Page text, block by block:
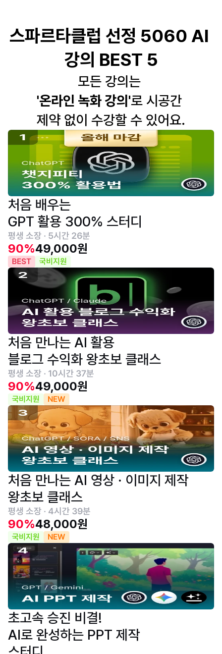
스파르타클럽 선정 5060 AI
강의 BEST 5
모든 강의는
'온라인 녹화 강의'로 시공간
제약 없이 수강할 수 있어요.
처음 배우는
GPT 활용 300% 스터디
평생 소장 · 5시간 26분
90%49,000원
BEST 국비지원
처음 만나는 AI 활용
블로그 수익화 왕초보 클래스
평생 소장 · 10시간 37분
90%49,000원
국비지원 NEW
처음 만나는 AI 영상 · 이미지 제작
왕초보 클래스
평생 소장 · 4시간 39분
90%48,000원
국비지원 NEW
초고속 승진 비결!
AI로 완성하는 PPT 제작